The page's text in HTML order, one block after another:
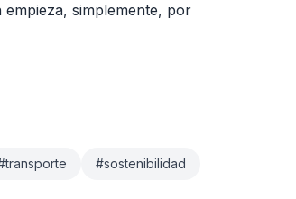
simplemente, por
transporte #sostenibilidad